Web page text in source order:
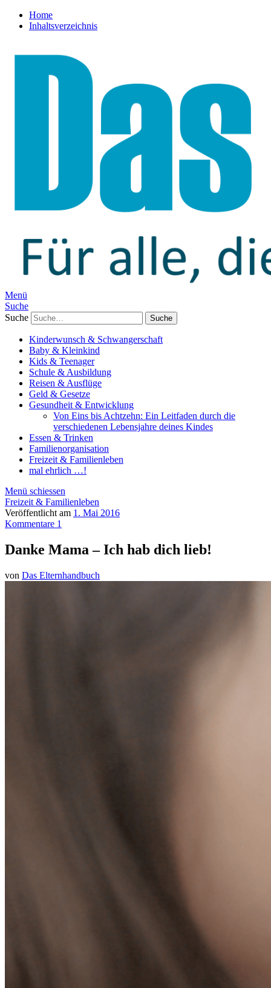
Home
Inhaltsverzeichnis
Menü
Suche
Suche
Kinderwunsch & Schwangerschaft
Baby & Kleinkind
Kids & Teenager
Schule & Ausbildung
Reisen & Ausflüge
Geld & Gesetze
Gesundheit & Entwicklung
Von Eins bis Achtzehn: Ein Leitfaden durch die
verschiedenen Lebensjahre deines Kindes
Essen & Trinken
Familienorganisation
Freizeit & Familienleben
mal ehrlich …!
Menü schiessen
Freizeit & Familienleben
Veröffentlicht am 1. Mai 2016
Kommentare 1
Danke Mama – Ich hab dich lieb!
von Das Elternhandbuch